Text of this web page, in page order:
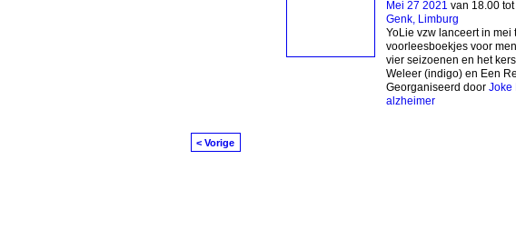
Mei 27 2021 van 18.00 tot
Genk, Limburg
YoLie vzw lanceert in mei
voorleesboekjes voor
vier seizoenen en het
Weleer (indigo) en Een
Georganiseerd door Joke
alzheimer
< Vorige